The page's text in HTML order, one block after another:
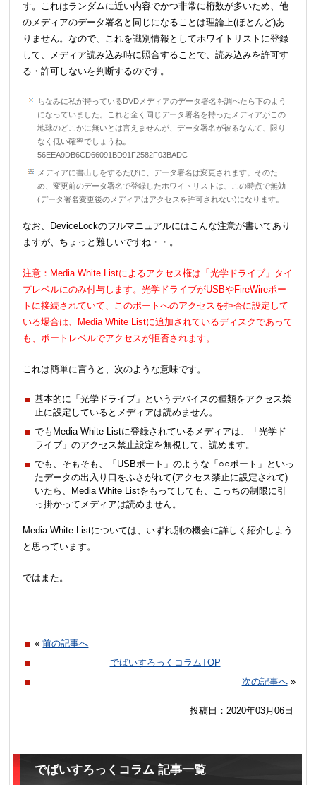
す。これはランダムに近い内容でかつ非常に桁数が多いため、他
のメディアのデータ署名と同じになることは理論上(ほとんど)あ
りません。なので、これを識別情報としてホワイトリストに登録
して、メディア読み込み時に照合することで、読み込みを許可す
る・許可しないを判断するのです。
ちなみに私が持っているDVDメディアのデータ署名を調べたら下のよう
になっていました。これと全く同じデータ署名を持ったメディアがこの
地球のどこかに無いとは言えませんが、データ署名が被るなんて、限り
なく低い確率でしょうね。
56EEA9DB6CD66091BD91F2582F03BADC
メディアに書出しをするたびに、データ署名は変更されます。そのた
め、変更前のデータ署名で登録したホワイトリストは、この時点で無効
(データ署名変更後のメディアはアクセスを許可されない)になります。
なお、DeviceLockのフルマニュアルにはこんな注意が書いてあり
ますが、ちょっと難しいですね・・。
注意：Media White Listによるアクセス権は「光学ドライブ」タイ
プレベルにのみ付与します。光学ドライブがUSBやFireWireポー
トに接続されていて、このポートへのアクセスを拒否に設定して
いる場合は、Media White Listに追加されているディスクであって
も、ポートレベルでアクセスが拒否されます。
これは簡単に言うと、次のような意味です。
基本的に「光学ドライブ」というデバイスの種類をアクセス禁
止に設定しているとメディアは読めません。
でもMedia White Listに登録されているメディアは、「光学ド
ライブ」のアクセス禁止設定を無視して、読めます。
でも、そもそも、「USBポート」のような「○○ポート」といっ
たデータの出入り口をふさがれて(アクセス禁止に設定されて)
いたら、Media White Listをもってしても、こっちの制限に引
っ掛かってメディアは読めません。
Media White Listについては、いずれ別の機会に詳しく紹介しよう
と思っています。
ではまた。
«前の記事へ
でばいすろっくコラムTOP
次の記事へ»
投稿日：2020年03月06日
でばいすろっくコラム 記事一覧